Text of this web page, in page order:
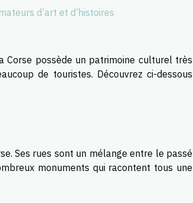
d’art et d’histoires
Corse possède un patrimoine culturel très
de touristes. Découvrez ci-dessous
Ses rues sont un mélange entre le passé
monuments qui racontent tous une